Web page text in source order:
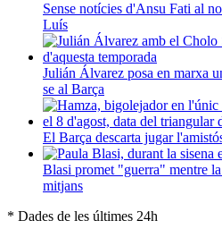
Sense notícies d'Ansu Fati al
Luís
Julián Álvarez posa en marxa
se al Barça
El Barça descarta jugar
Blasi promet "guerra" mentre
mitjans
* Dades de les últimes 24h